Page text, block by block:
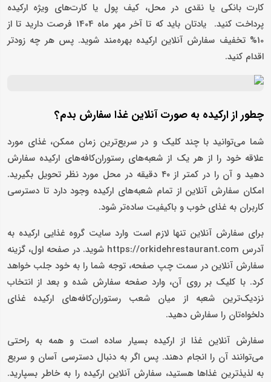
کارت بانکی یا نقدی در محل، کیف پول یا کارت‌های ویژه ارکیده
پرداخت کنید. یادتان باید که تا آخر مهر ماه 1404 فرصت دارید تا از
10% تخفیف سفارش آنلاین ارکیده بهره‌مند شوید. پس هر چه زودتر
اقدام کنید.
چطور از ارکیده به صورت آنلاین غذا سفارش بدم؟
شما می‌توانید با چند کلیک و در سریع‌ترین زمان ممکن، غذای مورد
علاقه خود را از هر یک از شعبه‌های رستوران‌کافه‌های ارکیده سفارش
دهید و آن را در کمتر از ۴۰ دقیقه در محل مورد نظر تحویل بگیرید.
امکان سفارش آنلاین از تمام شعبه‌های ارکیده وجود دارد تا دسترسی
کاربران به غذای خوب و باکیفیت ساده‌تر شود.
برای سفارش آنلاین تنها لازم است وارد سایت گروه غذایی ارکیده به
آدرس https://orkidehrestaurant.com شوید. در صفحه اول، گزینه
سفارش آنلاین در سمت چپ صفحه، توجه شما را به خود جلب خواهد
کرد. با کلیک بر روی آن، وارد صفحه سفارش شده و بعد از انتخاب
نزدیک‌ترین شعبه از میان شعب رستوران‌کافه‌های ارکیده غذای
دلخواه‌تان را سفارش دهید.
سفارش آنلاین غذا از ارکیده بسیار ساده است و همه به راحتی
می‌توانند آن را انجام دهند. پس اگر به دنبال دسترسی آسان و سریع
به لذیذترین غذاها هستید، سفارش آنلاین ارکیده را به خاطر بسپارید.